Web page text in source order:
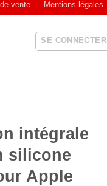
vente Mentions légales
SE CONNECTER
intégrale
silicone
Apple